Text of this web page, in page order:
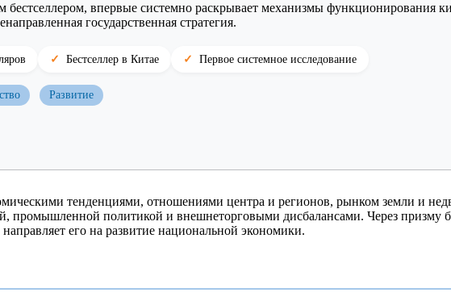
впервые системно раскрывает механизмы функционирования
государственная стратегия.
Бестселлер в Китае Первое системное исследование
Развитие
тенденциями, отношениями центра и регионов, рынком земли и
промышленной политикой и внешнеторговыми дисбалансами. Через призму
его на развитие национальной экономики.